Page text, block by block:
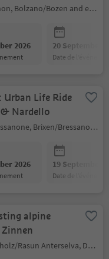
Ritten/Renon, Bolzano/Bozen and environs
2026 20 September
date de
Urban Life Ride
Nardello
Brixen/Bressanone, Brixen/Bressanone and environs
2026 19 September
date de
alpine
Rasen-Antholz/Rasun Anterselva, Dolomites Region Kronplatz/Plan de Corones